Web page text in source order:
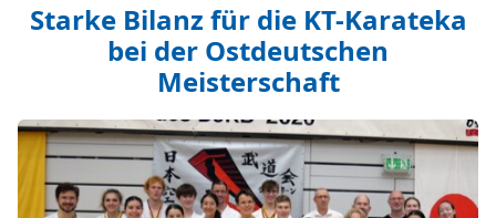
Starke Bilanz für die KT-Karateka
bei der Ostdeutschen
Meisterschaft